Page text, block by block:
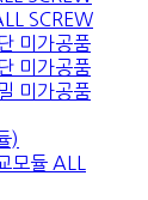
SCREW
미가공품
미가공품
미가공품
)
듈 ALL